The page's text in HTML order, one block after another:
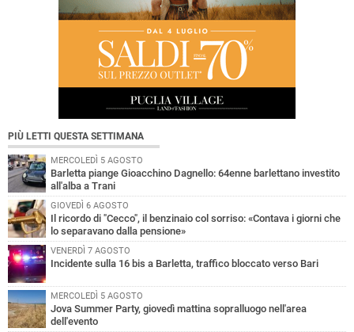
PIÙ LETTI QUESTA SETTIMANA
MERCOLEDÌ 5 AGOSTO
Barletta piange Gioacchino Dagnello: 64enne barlettano investito
all'alba a Trani
GIOVEDÌ 6 AGOSTO
Il ricordo di "Cecco", il benzinaio col sorriso: «Contava i giorni che
lo separavano dalla pensione»
VENERDÌ 7 AGOSTO
Incidente sulla 16 bis a Barletta, traffico bloccato verso Bari
MERCOLEDÌ 5 AGOSTO
Jova Summer Party, giovedì mattina sopralluogo nell'area
dell'evento